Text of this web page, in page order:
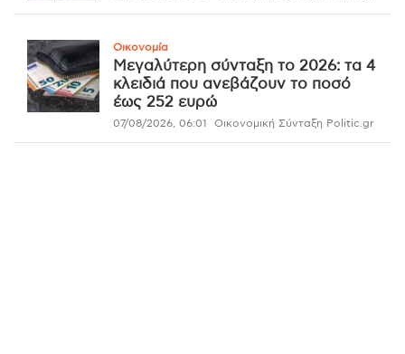
Οικονομία
Μεγαλύτερη σύνταξη το 2026: τα 4
κλειδιά που ανεβάζουν το ποσό
έως 252 ευρώ
07/08/2026, 06:01 Οικονομική Σύνταξη Politic.gr